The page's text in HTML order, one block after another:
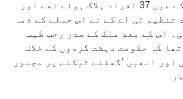
ہونے والے دھماکے میں 37 افراد ہلاک ہوئے تھے اور
تنظیم ٹی اے کے نے اس حملے کے ذمہ
اس کے بعد ملک کے صدر رجب طیب
کہ حکومت دہشت گردوں کے خلاف
اور انھیں ’گھٹنے ٹیکنے پر مجبور